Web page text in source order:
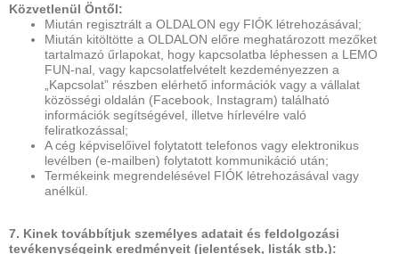
Közvetlenül Öntől:
Miután regisztrált a OLDALON egy FIÓK létrehozásával;
Miután kitöltötte a OLDALON előre meghatározott mezőket
tartalmazó űrlapokat, hogy kapcsolatba léphessen a LEMO
FUN-nal, vagy kapcsolatfelvételt kezdeményezzen a
„Kapcsolat” részben elérhető információk vagy a vállalat
közösségi oldalán (Facebook, Instagram) található
információk segítségével, illetve hírlevélre való
feliratkozással;
A cég képviselőivel folytatott telefonos vagy elektronikus
levélben (e-mailben) folytatott kommunikáció után;
Termékeink megrendelésével FIÓK létrehozásával vagy
anélkül.
7. Kinek továbbítjuk személyes adatait és feldolgozási
tevékenységeink eredményeit (jelentések, listák stb.):